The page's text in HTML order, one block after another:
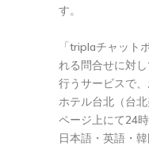
す。
「triplaチャット
れる問合せに対
行うサービスで
ホテル台北（台
ページ上にて24
日本語・英語・